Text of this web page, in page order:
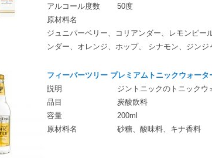
アルコール度数
50度
原材料名
ジュニパーベリー、コリアンダー、レモンピー
ンダー、オレンジ、ホップ、 シナモン、ジン
フィーバーツリー プレミアムトニックウォー
説明
ジントニックのトニックウ
品目
炭酸飲料
容量
200ml
原材料名
砂糖、酸味料、キナ香料